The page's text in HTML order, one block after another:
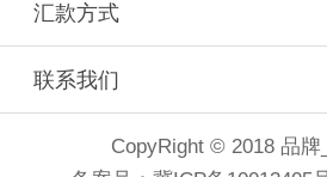
汇款方式
联系我们
CopyRight © 2018 品牌